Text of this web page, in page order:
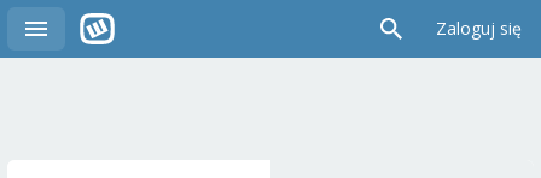
Zaloguj się